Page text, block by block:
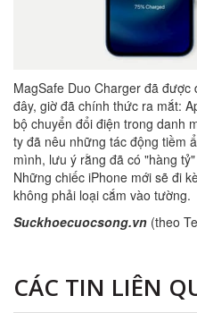
MagSafe Duo Charger đã
đây, giờ đã chính thức ra mắt:
bộ chuyển đổi điện trong danh
ty đã nêu những tác động tiềm
mình, lưu ý rằng đã có "hàng
Những chiếc iPhone mới sẽ đi
không phải loại cắm vào tường.
Suckhoecuocsong.vn (theo
CÁC TIN LIÊN